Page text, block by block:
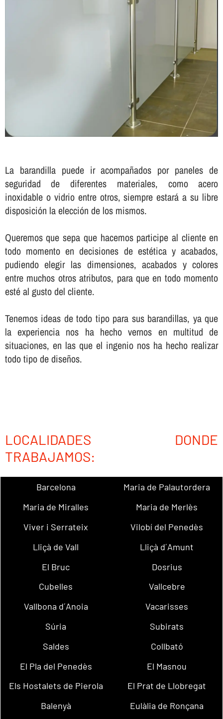
La barandilla puede ir acompañados por paneles de
seguridad de diferentes materiales, como acero
inoxidable o vidrio entre otros, siempre estará a su libre
disposición la elección de los mismos.
Queremos que sepa que hacemos participe al cliente en
todo momento en decisiones de estética y acabados,
pudiendo elegir las dimensiones, acabados y colores
entre muchos otros atributos, para que en todo momento
esté al gusto del cliente.
Tenemos ideas de todo tipo para sus barandillas, ya que
la experiencia nos ha hecho vernos en multitud de
situaciones, en las que el ingenio nos ha hecho realizar
todo tipo de diseños.
LOCALIDADES DONDE
TRABAJAMOS:
Barcelona
Maria de Palautordera
Maria de Miralles
Maria de Merlès
Viver i Serrateix
Vilobí del Penedès
Lliçà de Vall
Lliçà d´Amunt
El Bruc
Dosrius
Cubelles
Vallcebre
Vallbona d´Anoia
Vacarisses
Súria
Subirats
Saldes
Collbató
El Pla del Penedès
El Masnou
Els Hostalets de Pierola
El Prat de Llobregat
Balenyà
Eulàlia de Ronçana